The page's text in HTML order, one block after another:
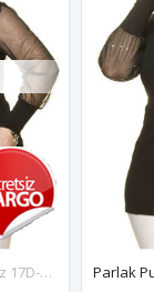
Işıltılı Büyük Beden Bluz 17D-1740